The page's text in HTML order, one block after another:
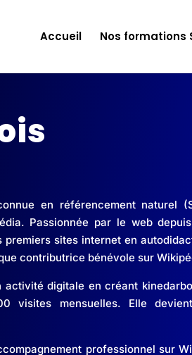
Accueil Nos formations
en référencement naturel
Passionnée par le web
sites internet en
contributrice bénévole sur
activité digitale en créant
visites mensuelles. Elle
professionnel sur